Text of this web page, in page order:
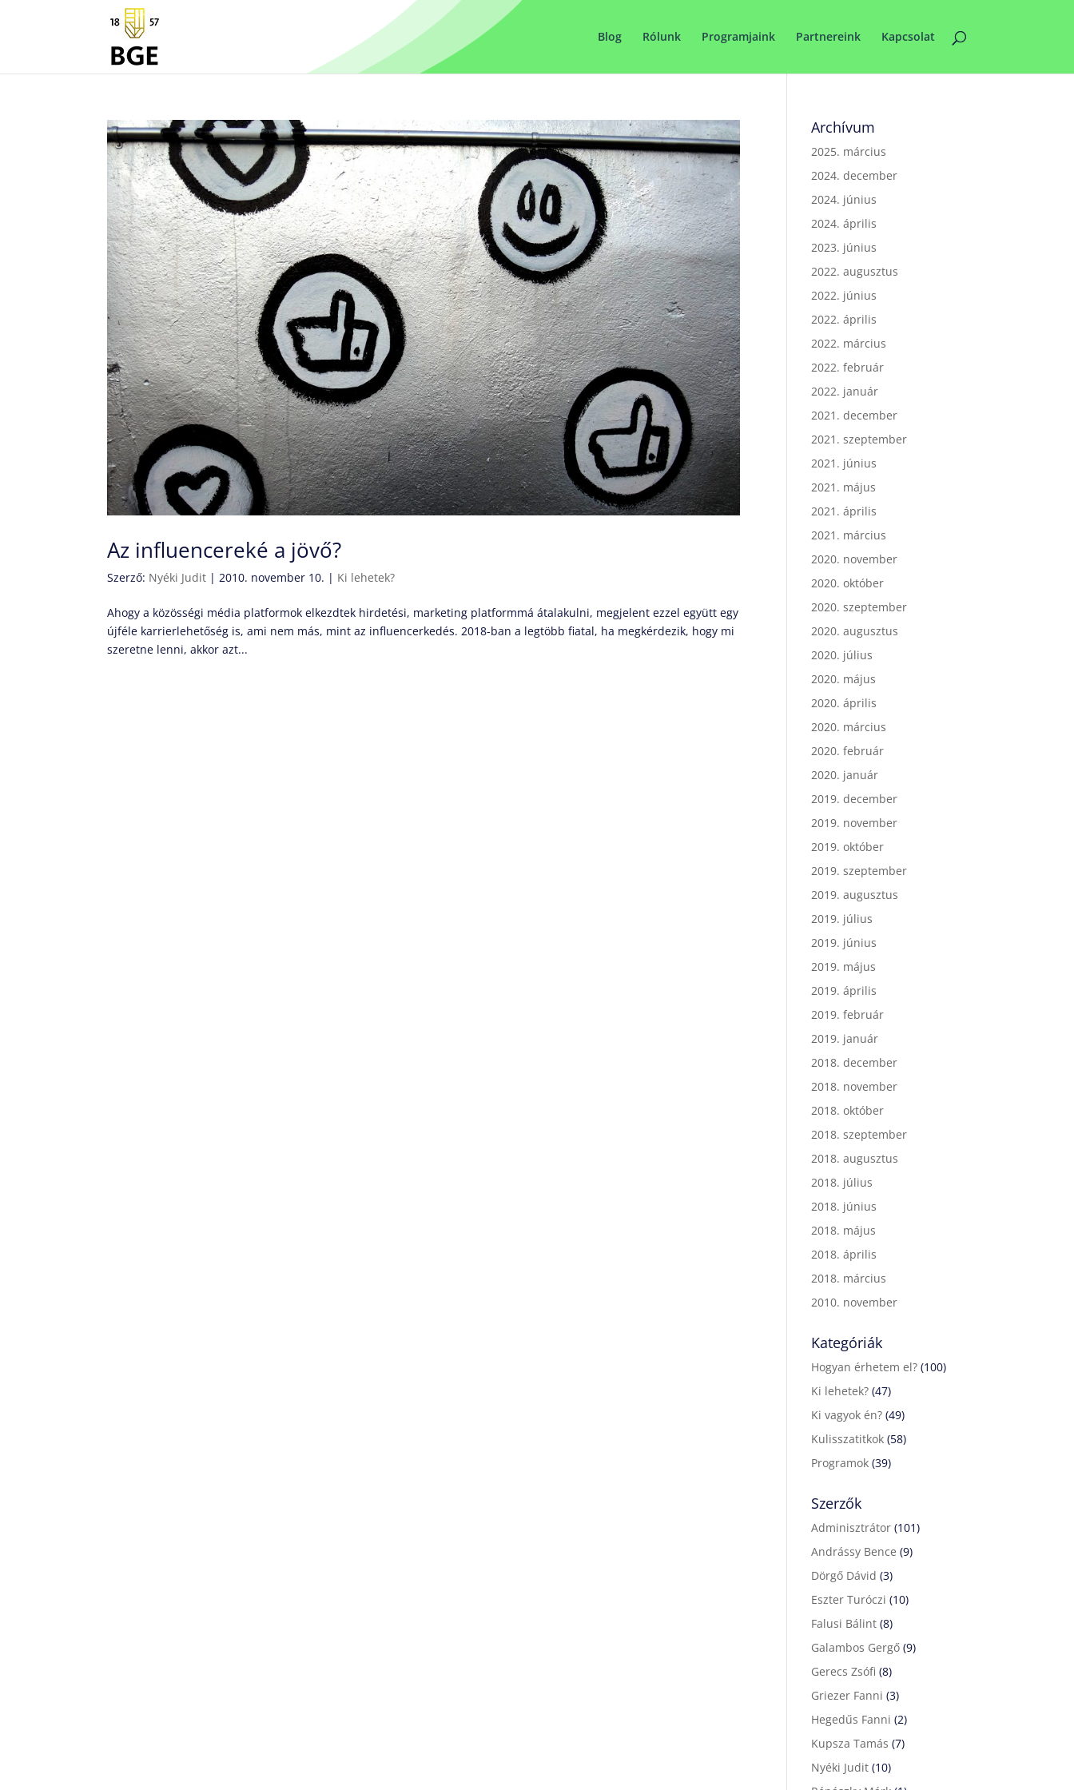
Blog Rólunk Programjaink Partnereink Kapcsolat
Az influencereké a jövő?
Szerző: Nyéki Judit | 2010. november 10. | Ki lehetek?
Ahogy a közösségi média platformok elkezdtek hirdetési, marketing platformmá átalakulni, megjelent ezzel együtt egy
újféle karrierlehetőség is, ami nem más, mint az influencerkedés. 2018-ban a legtöbb fiatal, ha megkérdezik, hogy mi
szeretne lenni, akkor azt...
Archívum
2025. március
2024. december
2024. június
2024. április
2023. június
2022. augusztus
2022. június
2022. április
2022. március
2022. február
2022. január
2021. december
2021. szeptember
2021. június
2021. május
2021. április
2021. március
2020. november
2020. október
2020. szeptember
2020. augusztus
2020. július
2020. május
2020. április
2020. március
2020. február
2020. január
2019. december
2019. november
2019. október
2019. szeptember
2019. augusztus
2019. július
2019. június
2019. május
2019. április
2019. február
2019. január
2018. december
2018. november
2018. október
2018. szeptember
2018. augusztus
2018. július
2018. június
2018. május
2018. április
2018. március
2010. november
Kategóriák
Hogyan érhetem el? (100)
Ki lehetek? (47)
Ki vagyok én? (49)
Kulisszatitkok (58)
Programok (39)
Szerzők
Adminisztrátor (101)
Andrássy Bence (9)
Dörgő Dávid (3)
Eszter Turóczi (10)
Falusi Bálint (8)
Galambos Gergő (9)
Gerecs Zsófi (8)
Griezer Fanni (3)
Hegedűs Fanni (2)
Kupsza Tamás (7)
Nyéki Judit (10)